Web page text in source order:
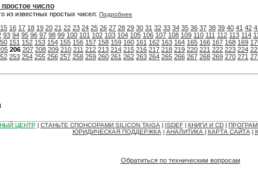
число
из известных простых чисел. Подробнее
15 16 17 18 19 20 21 22 23 24 25 26 27 28 29 30 31 32 33 34 35 36 37 38 39 40 41 42
93 94 95 96 97 98 99 100 101 102 103 104 105 106 107 108 109 110 111 112 113 114
151 152 153 154 155 156 157 158 159 160 161 162 163 164 165 166 167 168 169
206 207 208 209 210 211 212 213 214 215 216 217 218 219 220 221 222 223 224
253 254 255 256 257 258 259 260 261 262 263 264 265 266 267 268 269 270 271
ЦЕНТР СТАНЬТЕ СПОНСОРАМИ SILICON TAIGA ISDEF КНИГИ И CD
ЮРИДИЧЕСКАЯ ПОДДЕРЖКА| АНАЛИТИКА КАРТА САЙТА|
Обратиться по техническим вопросам